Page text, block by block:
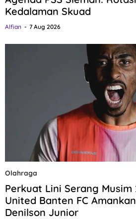
Kedalaman Skuad
Alfian 7 Aug 2026
Olahraga
Perkuat Lini Serang Musim
United Banten FC
Denilson Junior